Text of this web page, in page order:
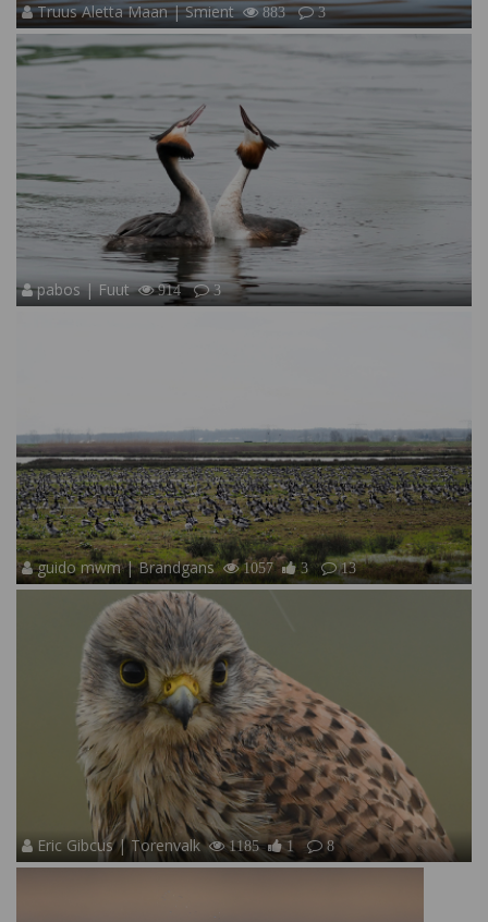
Truus Aletta Maan | Smient 883 3
pabos | Fuut 914 3
guido mwm | Brandgans 1057 3 13
Eric Gibcus | Torenvalk 1185 1 8